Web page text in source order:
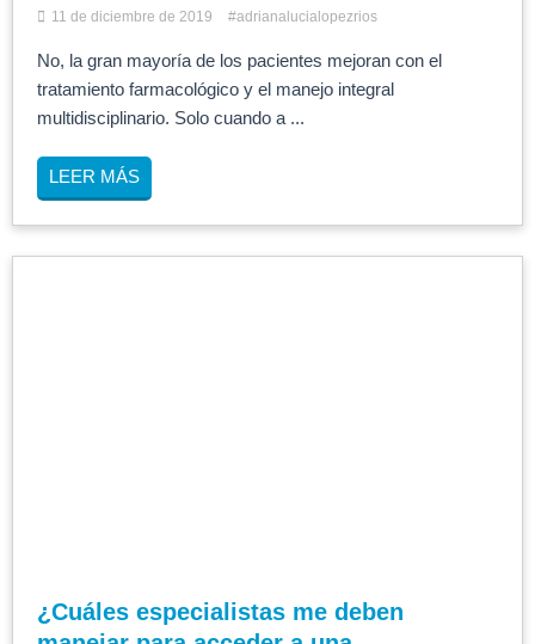
11 de diciembre de 2019 #adrianalucialopezrios
No, la gran mayoría de los pacientes mejoran con el
tratamiento farmacológico y el manejo integral
multidisciplinario. Solo cuando a ...
LEER MÁS
¿Cuáles especialistas me deben